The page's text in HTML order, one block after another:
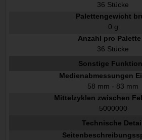
36 Stücke
Palettengewicht
0 g
Anzahl pro Palette
36 Stücke
Sonstige
Medienabmessungen
58 mm - 83 mm
Mittelzyklen zwischen
5000000
Technische